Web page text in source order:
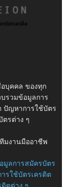
บุคคล ของทุก
รวมข้อมูลการ
ปัญหาการใช้บัตร
รต่าง ๆ
มงานมืออาชีพ
มูลการสมัครบัตร
รใช้บัตรเครดิต